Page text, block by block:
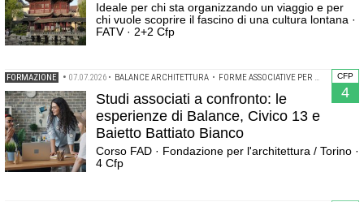
Ideale per chi sta organizzando un viaggio e per
chi vuole scoprire il fascino di una cultura lontana ·
FATV · 2+2 Cfp
CFP
4
FORMAZIONE • 07.07.2026 • BALANCE ARCHITETTURA • FORME ASSOCIATIVE PER ARCHITETTI
Studi associati a confronto: le
esperienze di Balance, Civico 13 e
Baietto Battiato Bianco
Corso FAD · Fondazione per l'architettura / Torino ·
4 Cfp